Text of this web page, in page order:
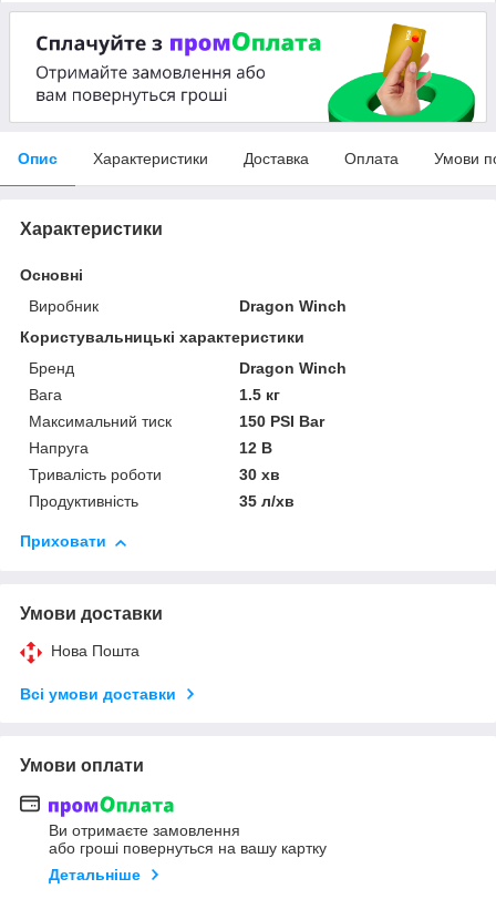
Опис Характеристики Доставка Оплата Умови
Характеристики
Основні
Виробник
Dragon Winch
Користувальницькі характеристики
Бренд
Dragon Winch
Вага
1.5 кг
Максимальний тиск
150 PSI Bar
Напруга
12 В
Тривалість роботи
30 хв
Продуктивність
35 л/хв
Приховати
Умови доставки
Нова Пошта
Всі умови доставки
Умови оплати
Ви отримаєте замовлення
або гроші повернуться на вашу картку
Детальніше